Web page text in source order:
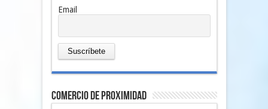
Email
comercio de proximidad